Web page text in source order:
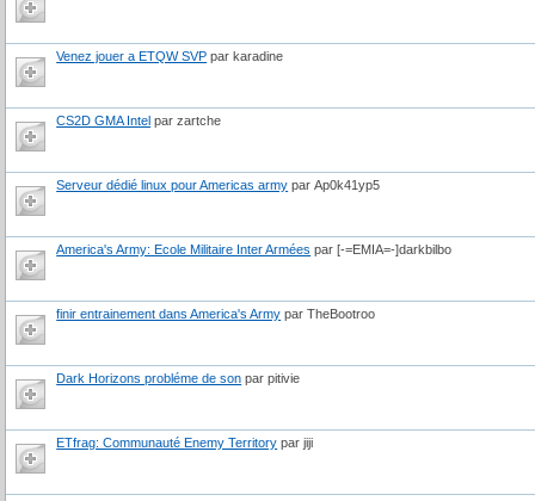
Venez jouer a ETQW SVP par karadine
CS2D GMA Intel par zartche
Serveur dédié linux pour Americas army par Ap0k41yp5
America's Army: Ecole Militaire Inter Armées par [-=EMIA=-]darkbilbo
finir entrainement dans America's Army par TheBootroo
Dark Horizons probléme de son par pitivie
ETfrag: Communauté Enemy Territory par jiji